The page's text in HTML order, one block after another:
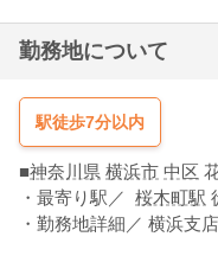
勤務地について
駅徒歩7分以内
■神奈川県 横浜市 中区
・最寄り駅／ 桜木町駅
・勤務地詳細／ 横浜支店